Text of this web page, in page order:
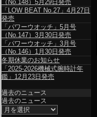
（No.148）5月29日発売
「LOW BEAT No.27」4月27日
発売
「パワーウオッチ」5月号
（No.147）3月30日発売
「パワーウオッチ」3月号
（No.146）1月30日発売
冬期休業のお知らせ
「2025-2026機械式腕時計年
鑑」12月23日発売
過去のニュース
過去のニュース